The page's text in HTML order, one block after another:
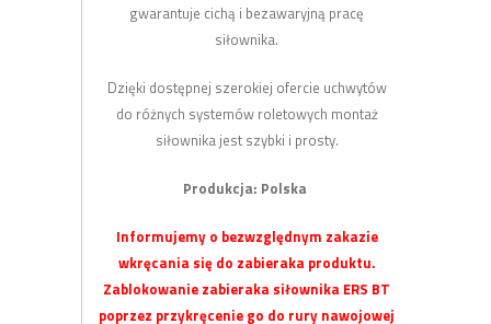
gwarantuje cichą i bezawaryjną pracę
siłownika.
Dzięki dostępnej szerokiej ofercie uchwytów
do różnych systemów roletowych montaż
siłownika jest szybki i prosty.
Produkcja: Polska
Informujemy o bezwzględnym zakazie
wkręcania się do zabieraka produktu.
Zablokowanie zabieraka siłownika ERS BT
poprzez przykręcenie go do rury nawojowej